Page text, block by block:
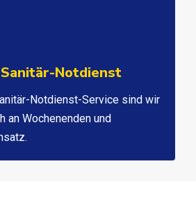
Notdienst
Notdienst-Service sind wir
an Wochenenden und